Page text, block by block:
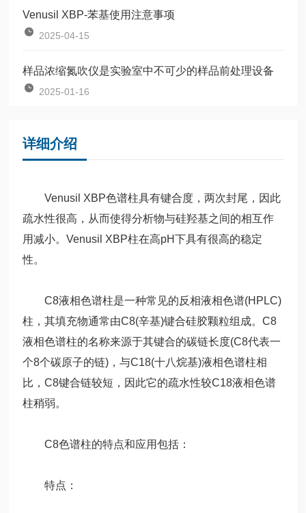
Venusil XBP-苯基使用注意事项
2025-04-15
样品浓缩氮吹仪是实验室中不可少的样品前处理设备
2025-01-16
详细介绍
Venusil XBP色谱柱具有键合度，两次封尾，因此
疏水性很高，从而使得分析物与硅羟基之间的相互作
用减小。Venusil XBP柱在高pH下具有很高的稳定
性。
C8液相色谱柱是一种常见的反相液相色谱(HPLC)
柱，其填充物通常由C8(辛基)键合硅胶颗粒组成。C8
液相色谱柱的名称来源于其键合的碳链长度(C8代表一
个8个碳原子的链)，与C18(十八烷基)液相色谱柱相
比，C8键合链较短，因此它的疏水性较C18液相色谱
柱稍弱。
C8色谱柱的特点和应用包括：
特点：